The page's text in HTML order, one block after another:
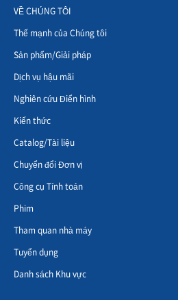
VỀ CHÚNG TÔI
Thế mạnh của Chúng tôi
Sản phẩm/Giải pháp
Dịch vụ hậu mãi
Nghiên cứu Điển hình
Kiến thức
Catalog/Tài liệu
Chuyển đổi Đơn vị
Công cụ Tính toán
Phim
Tham quan nhà máy
Tuyển dụng
Danh sách Khu vực